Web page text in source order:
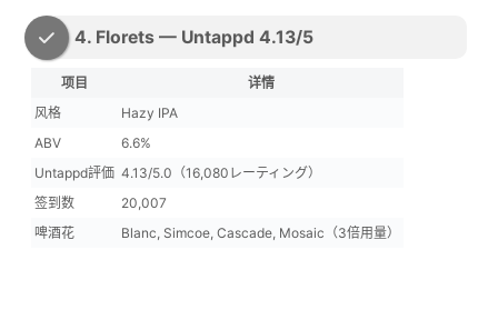
4. Florets — Untappd 4.13/5
项目
详情
风格
Hazy IPA
ABV
6.6%
Untappd評価 4.13/5.0（16,080レーティング）
签到数
20,007
啤酒花
Blanc, Simcoe, Cascade, Mosaic（3倍用量）